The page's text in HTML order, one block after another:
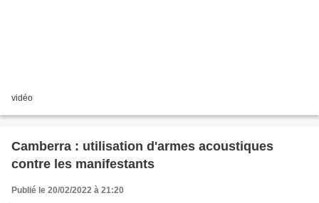
vidéo
Camberra : utilisation d'armes acoustiques
contre les manifestants
Publié le 20/02/2022 à 21:20